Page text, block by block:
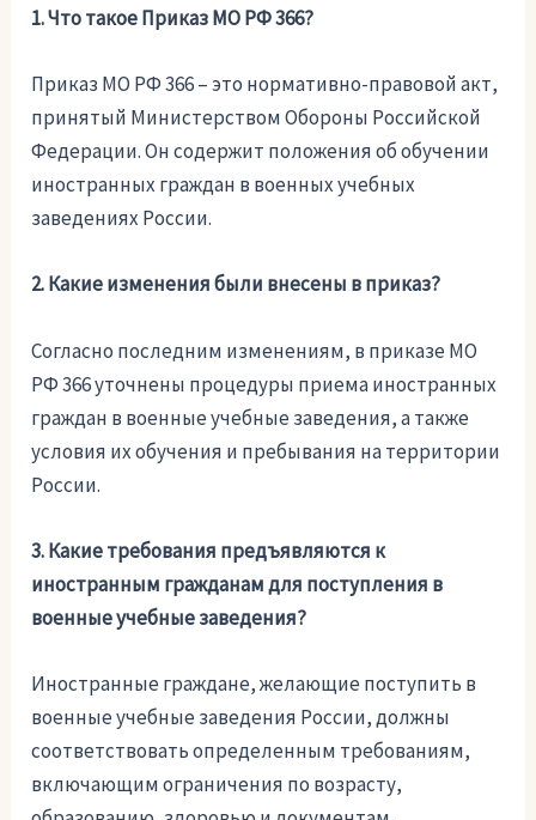
1. Что такое Приказ МО РФ 366?
Приказ МО РФ 366 – это нормативно-правовой акт,
принятый Министерством Обороны Российской
Федерации. Он содержит положения об обучении
иностранных граждан в военных учебных
заведениях России.
2. Какие изменения были внесены в приказ?
Согласно последним изменениям, в приказе МО
РФ 366 уточнены процедуры приема иностранных
граждан в военные учебные заведения, а также
условия их обучения и пребывания на территории
России.
3. Какие требования предъявляются к
иностранным гражданам для поступления в
военные учебные заведения?
Иностранные граждане, желающие поступить в
военные учебные заведения России, должны
соответствовать определенным требованиям,
включающим ограничения по возрасту,